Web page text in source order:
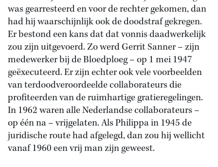
was gearresteerd en voor de rechter gekomen, dan
had hij waarschijnlijk ook de doodstraf gekregen.
Er bestond een kans dat dat vonnis daadwerkelijk
zou zijn uitgevoerd. Zo werd Gerrit Sanner – zijn
medewerker bij de Bloedploeg – op 1 mei 1947
geëxecuteerd. Er zijn echter ook vele voorbeelden
van terdoodveroordeelde collaborateurs die
profiteerden van de ruimhartige gratieregelingen.
In 1962 waren alle Nederlandse collaborateurs –
op één na – vrijgelaten. Als Philippa in 1945 de
juridische route had afgelegd, dan zou hij wellicht
vanaf 1960 een vrij man zijn geweest.